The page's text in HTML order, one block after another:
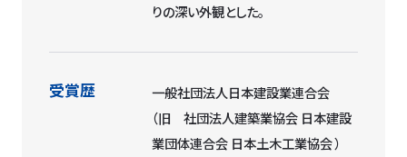
りの深い外観とした。
受賞歴
一般社団法人日本建設業連合会
（旧 社団法人建築業協会 日本建設
業団体連合会 日本土木工業協会 ）